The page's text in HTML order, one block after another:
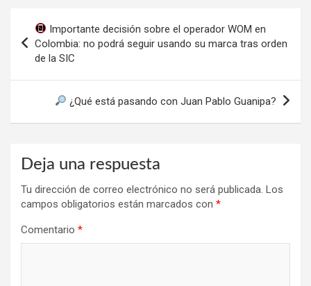
de
entradas
Importante decisión sobre el operador WOM en
Colombia: no podrá seguir usando su marca tras orden
de la SIC
¿Qué está pasando con Juan Pablo Guanipa?
Deja una respuesta
Tu dirección de correo electrónico no será publicada. Los
campos obligatorios están marcados con *
Comentario *